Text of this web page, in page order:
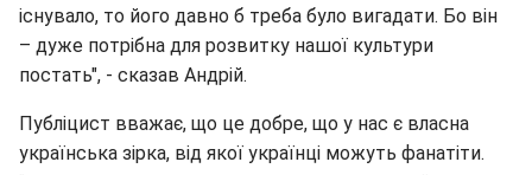
існувало, то його давно б треба було вигадати. Бо він
– дуже потрібна для розвитку нашої культури
постать", - сказав Андрій.
Публіцист вважає, що це добре, що у нас є власна
українська зірка, від якої українці можуть фанатіти.